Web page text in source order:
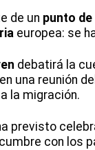
de un punto
europea: se
debatirá la
una reunión del
la migración.
previsto
con los